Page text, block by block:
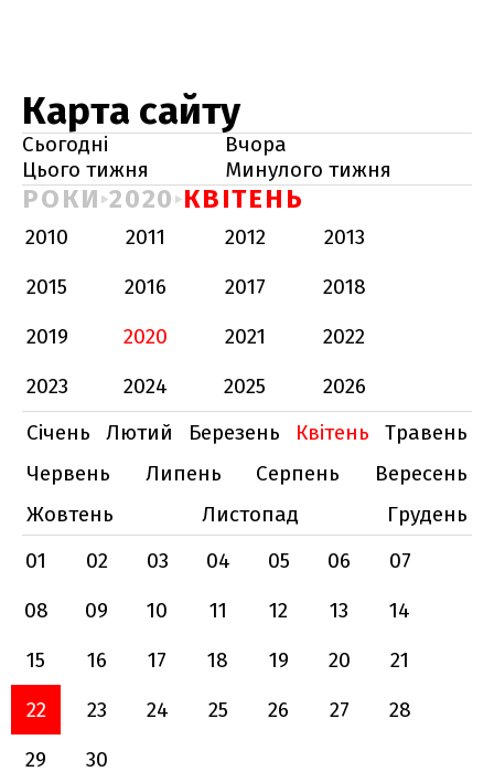
Карта сайту
Сьогодні
Вчора
Цього тижня
Минулого тижня
РОКИ 2020 КВІТЕНЬ
2010 2011 2012
2013
2015
2016 2017
2018
2019
2020 2021
2022
2023
2024 2025
2026
Січень
Лютий Березень Квітень
Травень
Червень
Липень Серпень
Вересень
Жовтень
Листопад
Грудень
01
02 03 04 05 06
07
08
09 10 11 12 13
14
15
16 17 18 19 20
21
22
23 24 25 26 27
28
29
30